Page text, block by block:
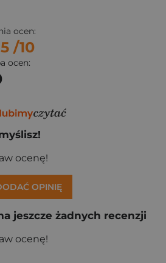
ocen:
/10
ocen:
ocenę!
OPINIĘ
jeszcze żadnych recenzji
ocenę!